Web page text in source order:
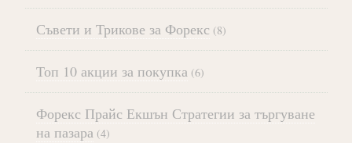
Съвети и Трикове за Форекс (8)
Топ 10 акции за покупка (6)
Форекс Прайс Екшън Стратегии за търгуване
на пазара (4)